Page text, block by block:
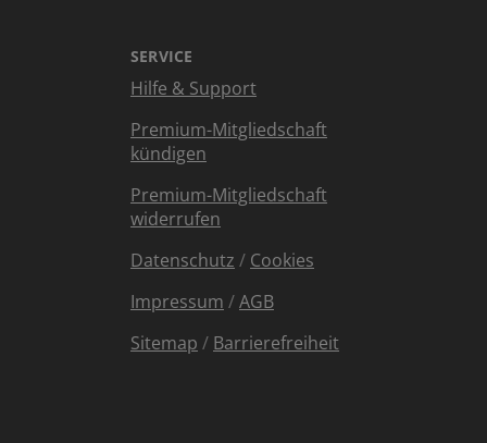
SERVICE
Hilfe & Support
Premium-Mitgliedschaft
kündigen
Premium-Mitgliedschaft
widerrufen
Datenschutz / Cookies
Impressum /AGB
Sitemap / Barrierefreiheit